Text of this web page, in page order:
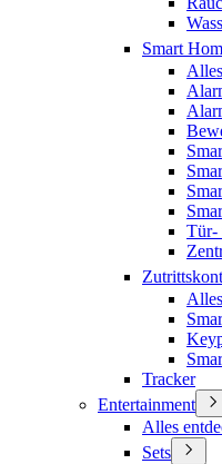
Smart
Tür-
Tracker
Entertainment
Alles
Sets